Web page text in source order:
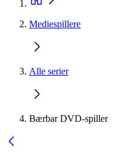
Mediespillere
Alle serier
Bærbar DVD-spiller